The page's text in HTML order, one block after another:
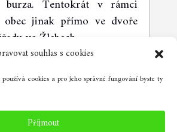
souhlas s cookies
cookies a pro jeho správné fungování byste ty
Příjmout
burza. Tentokrát v rámci
obec jinak přímo ve dvoře
ve Žlebech.
v Semínkovně Žleby?
(leden 2025)